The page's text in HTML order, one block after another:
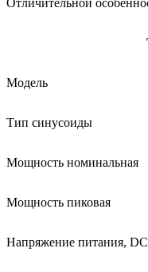
Отличительной
Модель
Тип синусоиды
Мощность номинальная
Moщность пиковая
Напряжение питания, DC